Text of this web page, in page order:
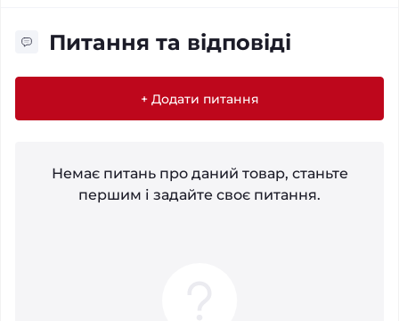
Питання та відповіді
+ Додати питання
Немає питань про даний товар, станьте
першим і задайте своє питання.